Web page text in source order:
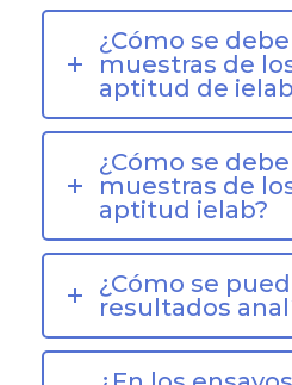
¿Cómo se
muestras de
aptitud de
¿Cómo se
muestras de
aptitud ielab?
¿Cómo se
resultados